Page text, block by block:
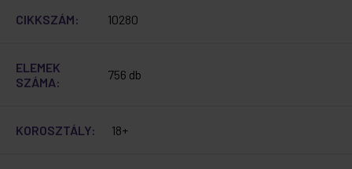
CIKKSZÁM: 10280
ELEMEK
SZÁMA:
756 db
KOROSZTÁLY: 18+